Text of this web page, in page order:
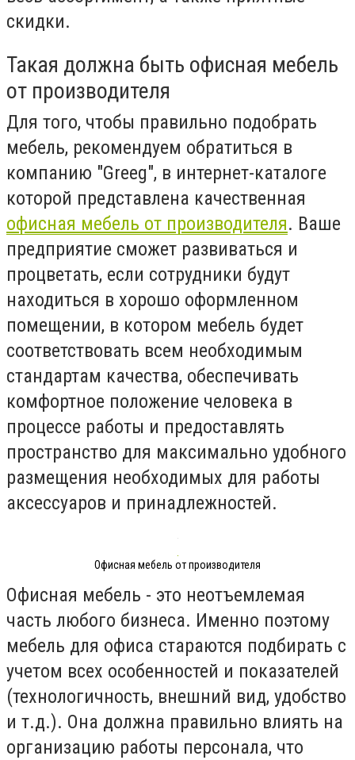
скидки.
Такая должна быть офисная мебель
от производителя
Для того, чтобы правильно подобрать
мебель, рекомендуем обратиться в
компанию "Greeg", в интернет-каталоге
которой представлена качественная
офисная мебель от производителя. Ваше
предприятие сможет развиваться и
процветать, если сотрудники будут
находиться в хорошо оформленном
помещении, в котором мебель будет
соответствовать всем необходимым
стандартам качества, обеспечивать
комфортное положение человека в
процессе работы и предоставлять
пространство для максимально удобного
размещения необходимых для работы
аксессуаров и принадлежностей.
Офисная мебель от производителя
Офисная мебель - это неотъемлемая
часть любого бизнеса. Именно поэтому
мебель для офиса стараются подбирать с
учетом всех особенностей и показателей
(технологичность, внешний вид, удобство
и т.д.). Она должна правильно влиять на
организацию работы персонала, что